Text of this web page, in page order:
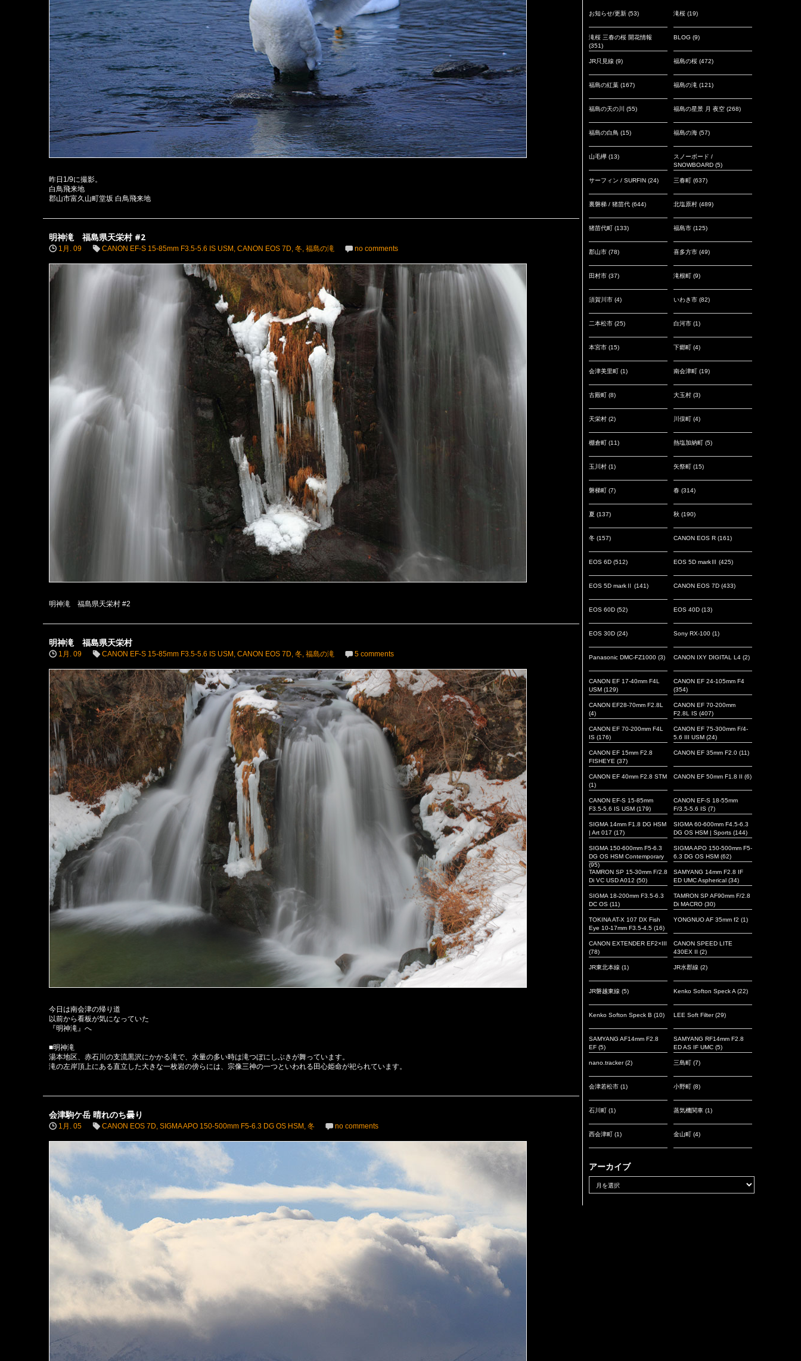
昨日1/9に撮影。
白鳥飛来地
郡山市富久山町堂坂 白鳥飛来地
明神滝 福島県天栄村 #2
1月. 09 CANON EF-S 15-85mm F3.5-5.6 IS USM , CANON EOS 7D, 冬, 福島の滝 no comments
明神滝 福島県天栄村 #2
明神滝 福島県天栄村
1月. 09 CANON EF-S 15-85mm F3.5-5.6 IS USM , CANON EOS 7D, 冬, 福島の滝 5 comments
今日は南会津の帰り道
以前から看板が気になっていた
『明神滝』へ
■明神滝
湯本地区、赤石川の支流黒沢にかかる滝で、水量の多い時は滝つぼにしぶきが舞っています。
滝の左岸頂上にある直立した大きな一枚岩の傍らには、宗像三神の一つといわれる田心姫命が祀られています。
会津駒ケ岳 晴れのち曇り
1月. 05 CANON EOS 7D, SIGMA APO 150-500mm F5-6.3 DG OS HSM , 冬 no comments
お知らせ/更新 (53) 滝桜 (19)
滝桜 三春の桜 開花情報
(351)
BLOG (9)
JR只見線 (9) 福島の桜 (472)
福島の紅葉 (167) 福島の滝 (121)
福島の天の川 (55) 福島の星景 月 夜空 (268)
福島の白鳥 (15) 福島の海 (57)
山毛欅 (13)
スノーボード /
SNOWBOARD (5)
サーフィン / SURFIN (24) 三春町 (637)
裏磐梯 / 猪苗代 (644) 北塩原村 (489)
猪苗代町 (133) 福島市 (125)
郡山市 (78) 喜多方市 (49)
田村市 (37) 滝根町 (9)
須賀川市 (4) いわき市 (82)
二本松市 (25) 白河市 (1)
本宮市 (15) 下郷町 (4)
会津美里町 (1) 南会津町 (19)
古殿町 (8) 大玉村 (3)
天栄村 (2) 川俣町 (4)
棚倉町 (11) 熱塩加納町 (5)
玉川村 (1) 矢祭町 (15)
磐梯町 (7) 春 (314)
夏 (137) 秋 (190)
冬 (157) CANON EOS R (161)
EOS 6D (512) EOS 5D markⅢ (425)
EOS 5D markⅡ (141) CANON EOS 7D (433)
EOS 60D (52) EOS 40D (13)
EOS 30D (24) Sony RX-100 (1)
Panasonic DMC-FZ1000 (3) CANON IXY DIGITAL L4 (2)
CANON EF 17-40mm F4L
USM (129)
CANON EF 24-105mm F4
(354)
CANON EF28-70mm F2.8L
(4)
CANON EF 70-200mm
F2.8L IS (407)
CANON EF 70-200mm F4L
IS (176)
CANON EF 75-300mm F/4-
5.6 III USM (24)
CANON EF 15mm F2.8
FISHEYE (37)
CANON EF 35mm F2.0 (11)
CANON EF 40mm F2.8 STM
(1)
CANON EF 50mm F1.8 II (6)
CANON EF-S 15-85mm
F3.5-5.6 IS USM (179)
CANON EF-S 18-55mm
F/3.5-5.6 IS (7)
SIGMA 14mm F1.8 DG HSM
| Art 017 (17)
SIGMA 60-600mm F4.5-6.3
DG OS HSM | Sports (144)
SIGMA 150-600mm F5-6.3
DG OS HSM Contemporary
(95)
SIGMA APO 150-500mm F5-
6.3 DG OS HSM (62)
TAMRON SP 15-30mm F/2.8
Di VC USD A012 (50)
SAMYANG 14mm F2.8 IF
ED UMC Aspherical (34)
SIGMA 18-200mm F3.5-6.3
DC OS (11)
TAMRON SP AF90mm F/2.8
Di MACRO (30)
TOKINA AT-X 107 DX Fish
Eye 10-17mm F3.5-4.5 (16)
YONGNUO AF 35mm f2 (1)
CANON EXTENDER EF2×III
(78)
CANON SPEED LITE
430EX II (2)
JR東北本線 (1) JR水郡線 (2)
JR磐越東線 (5) Kenko Softon Speck A(22)
Kenko Softon Speck B (10) LEE Soft Filter(29)
SAMYANG AF14mm F2.8
EF (5)
SAMYANG RF14mm F2.8
ED AS IF UMC (5)
nano.tracker(2) 三島町 (7)
会津若松市 (1) 小野町 (8)
石川町 (1) 蒸気機関車 (1)
西会津町 (1) 金山町 (4)
アーカイブ